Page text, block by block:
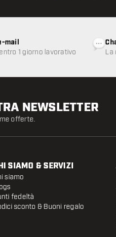
mail
1 giorno lavorativo
La
NEWSLETTER
offerte.
SIAMO & SERVIZI
siamo
fedeltà
sconto & Buoni regalo